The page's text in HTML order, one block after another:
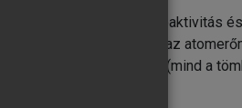
a 7-14. fejezetek a radioaktivitás
nukleáris medicinát és az
a nukleáris analízissel (mind a
is.